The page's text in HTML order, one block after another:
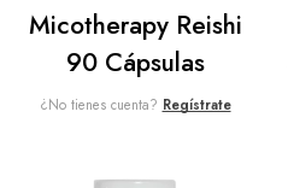
Micotherapy Reishi
90 Cápsulas
¿No tienes cuenta? Regístrate